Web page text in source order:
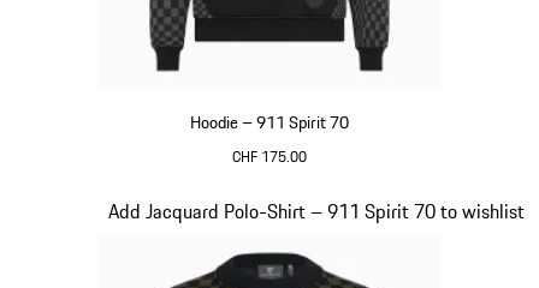
Hoodie – 911 Spirit 70
CHF 175.00
Add Jacquard Polo-Shirt – 911 Spirit 70 to wishlist
Slide 3 von 20